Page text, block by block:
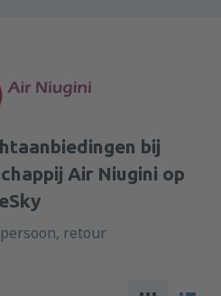
bij
Air Niugini op
eSky
retour